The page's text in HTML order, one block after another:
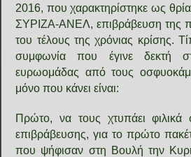
2016, που χαρακτηρίστηκε ως
ΣΥΡΙΖΑ-ΑΝΕΛ, επιβράβευση της
του τέλους της χρόνιας κρίσης.
συμφωνία που έγινε δεκτή
ευρωομάδας από τους
μόνο που κάνει είναι:
Πρώτο, να τους χτυπάει φιλικά
επιβράβευσης, για το πρώτο
που ψήφισαν στη Βουλή την